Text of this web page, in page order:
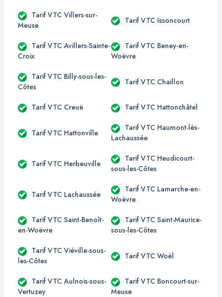
Tarif VTC Villers-sur-
Meuse
Tarif VTC Issoncourt
Tarif VTC Avillers-Sainte-
Croix
Tarif VTC Beney-en-
Woëvre
Tarif VTC Billy-sous-les-
Côtes
Tarif VTC Chaillon
Tarif VTC Creuë Tarif VTC Hattonchâtel
Tarif VTC Hattonville
Tarif VTC Haumont-lès-
Lachaussée
Tarif VTC Herbeuville
Tarif VTC Heudicourt-
sous-les-Côtes
Tarif VTC Lachaussée
Tarif VTC Lamarche-en-
Woëvre
Tarif VTC Saint-Benoît-
en-Woëvre
Tarif VTC Saint-Maurice-
sous-les-Côtes
Tarif VTC Viéville-sous-
les-Côtes
Tarif VTC Woël
Tarif VTC Aulnois-sous-
Vertuzey
Tarif VTC Boncourt-sur-
Meuse